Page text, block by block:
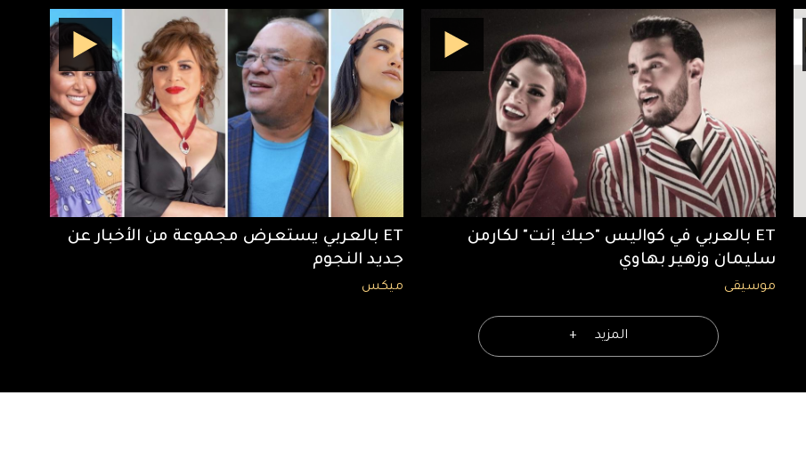
ET بالعربي في كواليس "حبك إنت" لكارمن
سليمان وزهير بهاوي
موسيقى
ET بالعربي يستعرض مجموعة من الأخبار عن
جديد النجوم
ميكس
المزيد